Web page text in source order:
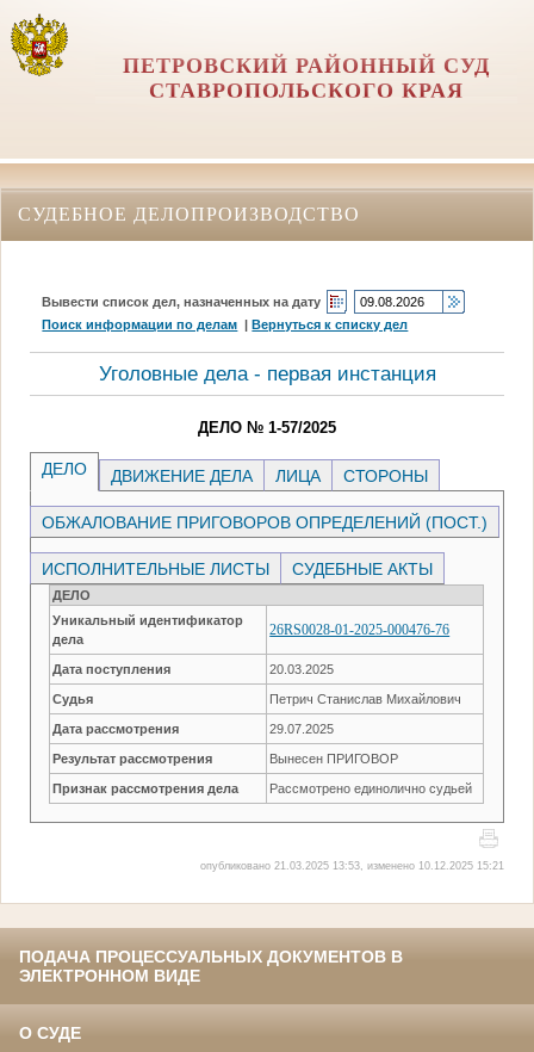
ПЕТРОВСКИЙ РАЙОННЫЙ СУД
СТАВРОПОЛЬСКОГО КРАЯ
СУДЕБНОЕ ДЕЛОПРОИЗВОДСТВО
Вывести список дел, назначенных на дату
Поиск информации по делам |Вернуться к списку дел
Уголовные дела - первая инстанция
ДЕЛО № 1-57/2025
ДЕЛО ДВИЖЕНИЕ ДЕЛА ЛИЦА СТОРОНЫ
ОБЖАЛОВАНИЕ ПРИГОВОРОВ ОПРЕДЕЛЕНИЙ (ПОСТ.)
ИСПОЛНИТЕЛЬНЫЕ ЛИСТЫ СУДЕБНЫЕ АКТЫ
ДЕЛО
Уникальный идентификатор
дела
26RS0028-01-2025-000476-76
Дата поступления 20.03.2025
Судья Петрич Станислав Михайлович
Дата рассмотрения 29.07.2025
Результат рассмотрения Вынесен ПРИГОВОР
Признак рассмотрения дела Рассмотрено единолично судьей
опубликовано 21.03.2025 13:53, изменено 10.12.2025 15:21
ПОДАЧА ПРОЦЕССУАЛЬНЫХ ДОКУМЕНТОВ В
ЭЛЕКТРОННОМ ВИДЕ
О СУДЕ